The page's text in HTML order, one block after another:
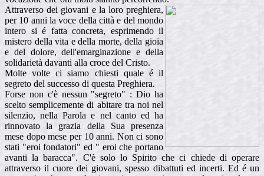
Attraverso dei giovani e la loro preghiera,
per 10 anni la voce della città e del mondo
intero si é fatta concreta, esprimendo il
mistero della vita e della morte, della gioia
e del dolore, dell'emarginazione e della
solidarietà davanti alla croce del Cristo.
Molte volte ci siamo chiesti quale é il
segreto del successo di questa Preghiera.
Forse non c'è nessun "segreto" : Dio ha
scelto semplicemente di abitare tra noi nel
silenzio, nella Parola e nel canto ed ha
rinnovato la grazia della Sua presenza
mese dopo mese per 10 anni. Non ci sono
stati "eroi fondatori" ed " eroi che portano
avanti la baracca". C'è solo lo Spirito che ci chiede di operare
attraverso il cuore dei giovani, spesso dibattuti ed incerti. Ed é un